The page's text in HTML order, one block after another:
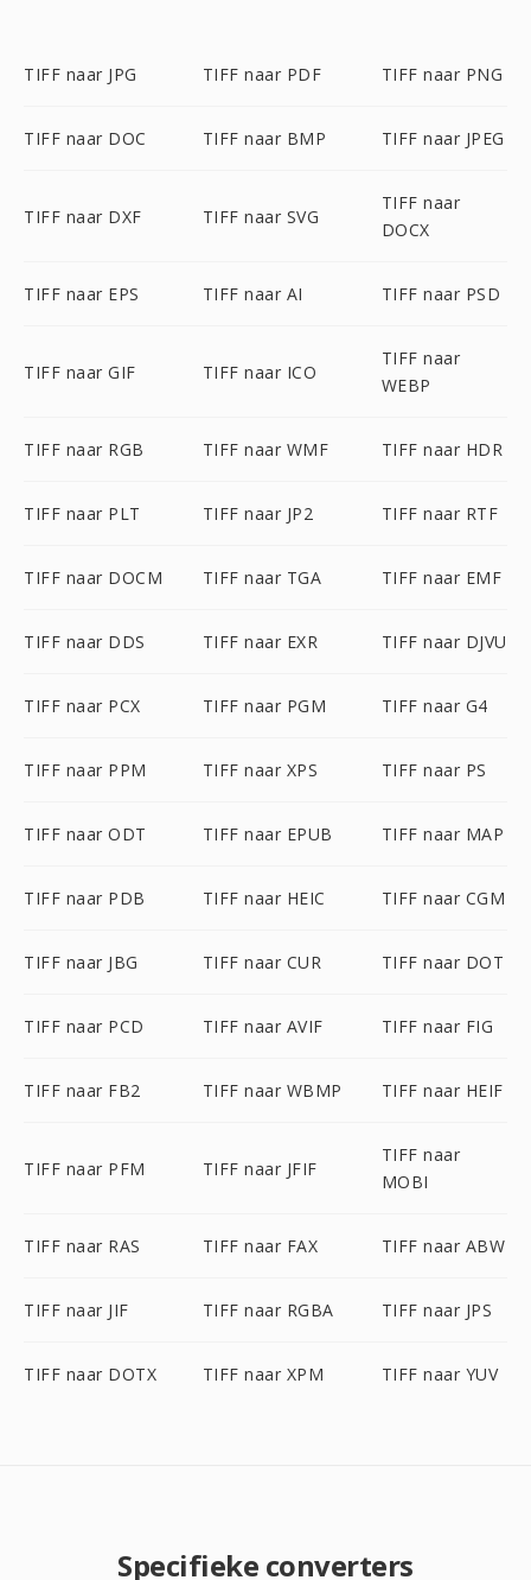
TIFF naar JPG TIFF naar PDF TIFF naar PNG
TIFF naar DOC TIFF naar BMP TIFF naar JPEG
TIFF naar DXF TIFF naar SVG
TIFF naar
DOCX
TIFF naar EPS TIFF naar AI TIFF naar PSD
TIFF naar GIF TIFF naar ICO
TIFF naar
WEBP
TIFF naar RGB TIFF naar WMF TIFF naar HDR
TIFF naar PLT TIFF naar JP2 TIFF naar RTF
TIFF naar DOCM TIFF naar TGA TIFF naar EMF
TIFF naar DDS TIFF naar EXR TIFF naar DJVU
TIFF naar PCX TIFF naar PGM TIFF naar G4
TIFF naar PPM TIFF naar XPS TIFF naar PS
TIFF naar ODT TIFF naar EPUB TIFF naar MAP
TIFF naar PDB TIFF naar HEIC TIFF naar CGM
TIFF naar JBG TIFF naar CUR TIFF naar DOT
TIFF naar PCD TIFF naar AVIF TIFF naar FIG
TIFF naar FB2 TIFF naar WBMP TIFF naar HEIF
TIFF naar PFM TIFF naar JFIF
TIFF naar
MOBI
TIFF naar RAS TIFF naar FAX TIFF naar ABW
TIFF naar JIF TIFF naar RGBA TIFF naar JPS
TIFF naar DOTX TIFF naar XPM TIFF naar YUV
Specifieke converters